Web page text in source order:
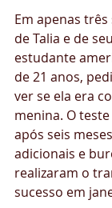
Em apenas
de Talia e de
estudante
de 21 anos,
ver se ela era
menina. O
após seis
adicionais e
realizaram o
sucesso em